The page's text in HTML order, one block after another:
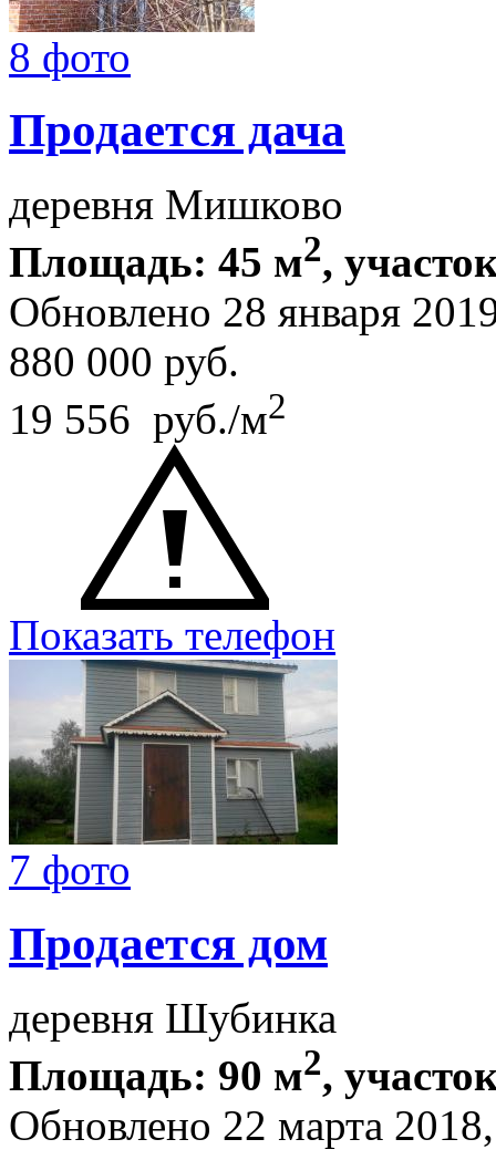
8 фото
Продается дача
деревня Мишково
Площадь: 45 м2,
Обновлено 28 января
880 000 руб.
19 556 руб./м2
Показать телефон
7 фото
Продается дом
деревня Шубинка
Площадь: 90 м2,
Обновлено 22 марта